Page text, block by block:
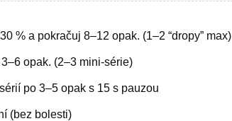
% a pokračuj 8–12 opak. (1–2 “dropy” max)
opak. (2–3 mini-série)
po 3–5 opak s 15 s pauzou
(bez bolesti)